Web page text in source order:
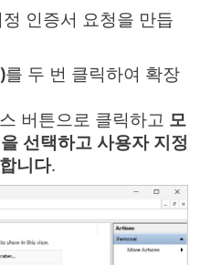
인증서 요청을 만듭
를 두 번 클릭하여 확장
버튼으로 클릭하고 모
선택하고 사용자 지정
니다.